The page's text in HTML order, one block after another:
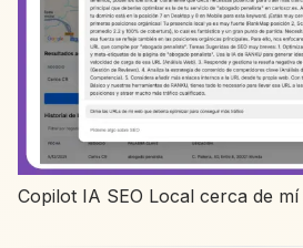
Copilot IA SEO Local cerca de mí